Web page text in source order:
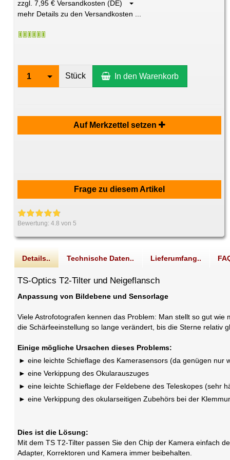
zzgl. 7,95 € Versandkosten (DE)
mehr Details zu den Versandkosten ...
1 Stück In den Warenkorb
Auf Merkzettel setzen
Frage zu diesem Artikel
Bewertung:4.8 von 5
Details.. Technische Daten.. Lieferumfang..
TS-Optics T2-Tilter und Neigeflansch
Anpassung von Bildebene und Sensorlage
Viele Astrofotografen kennen das Problem: Man stellt so gut
die Schärfeeinstellung so lange verändert, bis die Sterne relativ
Einige mögliche Ursachen dieses Problems:
eine leichte Schieflage des Kamerasensors (da genügen nur
eine Verkippung des Okularauszuges
eine leichte Schieflage der Feldebene des Teleskopes (sehr
eine Verkippung des okularseitigen Zubehörs bei der
Dies ist die Lösung:
Mit dem TS T2-Tilter passen Sie den Chip der Kamera einfach
Adapter, Korrektoren und Kamera immer beibehalten.